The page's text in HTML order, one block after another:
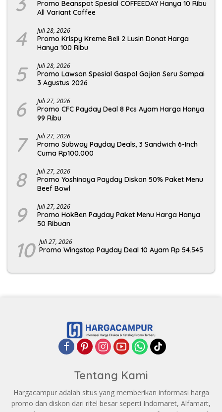
Promo Beanspot Spesial COFFEEDAY Hanya 10 Ribu
All Variant Coffee
4 Juli 28, 2026
Promo Krispy Kreme Beli 2 Lusin Donat Harga
Hanya 100 Ribu
5 Juli 28, 2026
Promo Lawson Spesial Gaspol Gajian Seru Sampai
3 Agustus 2026
6 Juli 27, 2026
Promo CFC Payday Deal 8 Pcs Ayam Harga Hanya
99 Ribu
7 Juli 27, 2026
Promo Subway Payday Deals, 3 Sandwich 6-Inch
Cuma Rp100.000
8 Juli 27, 2026
Promo Yoshinoya Payday Diskon 50% Paket Menu
Beef Bowl
9 Juli 27, 2026
Promo HokBen Payday Paket Menu Harga Hanya
50 Ribuan
10 Juli 27, 2026
Promo Wingstop Payday Deal 10 Ayam Rp 54.545
Tentang Kami
Hargacampur adalah situs yang memberikan informasi harga
promo dan diskon dari ritel besar seperti Indomaret, Alfamart,